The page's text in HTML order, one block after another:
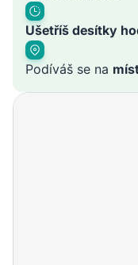
Ušetříš desítky
Podíváš se na